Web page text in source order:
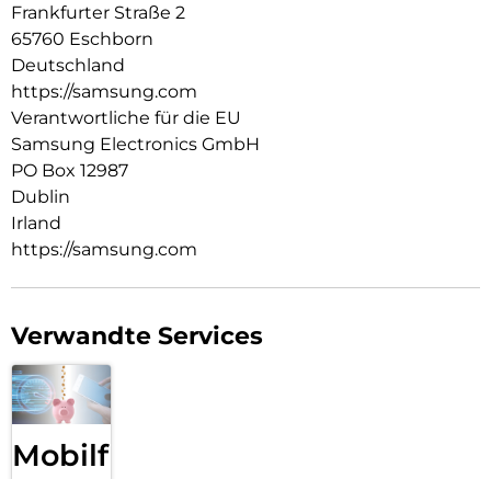
Frankfurter Straße 2
65760 Eschborn
Deutschland
https://samsung.com
Verantwortliche für die EU
Samsung Electronics GmbH
PO Box 12987
Dublin
Irland
https://samsung.com
Verwandte Services
Mobilfunk